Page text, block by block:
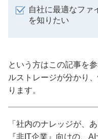
自社に最適なファ
を知りたい
という方はこの記事を
ルストレージが分かり
ります。
「社内のナレッジが、
『非IT企業』向けの、